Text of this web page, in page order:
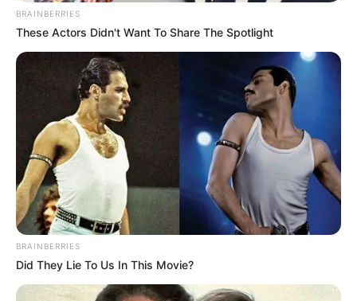
BRAINBERRIES
These Actors Didn't Want To Share The Spotlight
BRAINBERRIES
Did They Lie To Us In This Movie?